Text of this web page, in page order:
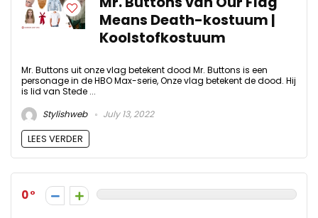
Means Death-kostuum |
Koolstofkostuum
Mr. Buttons uit onze vlag betekent dood Mr. Buttons is een
personage in de HBO Max-serie, Onze vlag betekent de dood. Hij
is lid van Stede ...
Stylishweb
July 13, 2022
LEES VERDER
0